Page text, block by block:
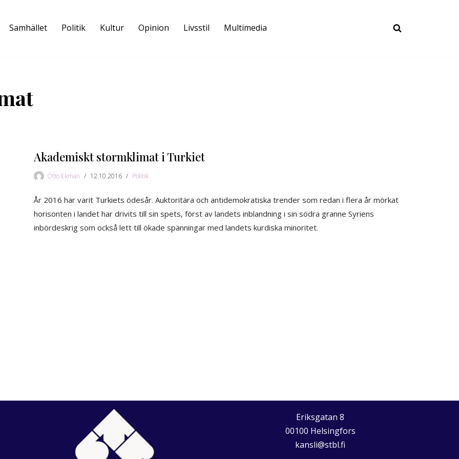
Samhället Politik Kultur Opinion Livsstil Multimedia
Akademiskt stormklimat i Turkiet
Otto Ekman 12.10.2016 Politik
År 2016 har varit Turkiets ödesår. Auktoritära och antidemokratiska trender som redan i flera år mörkat
horisonten i landet har drivits till sin spets, först av landets inblandning i sin södra granne Syriens
inbördeskrig som också lett till ökade spänningar med landets kurdiska minoritet.
Eriksgatan 8
00100 Helsingfors
kansli@stbl.fi